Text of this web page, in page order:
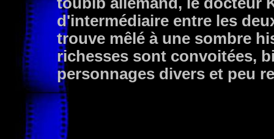
d'intermédiaire entre les
trouve mêlé à une sombre
richesses sont convoitées,
personnages divers et peu